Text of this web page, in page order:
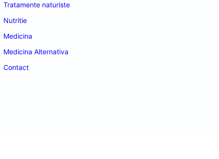
Tratamente naturiste
Nutritie
Medicina
Medicina Alternativa
Contact